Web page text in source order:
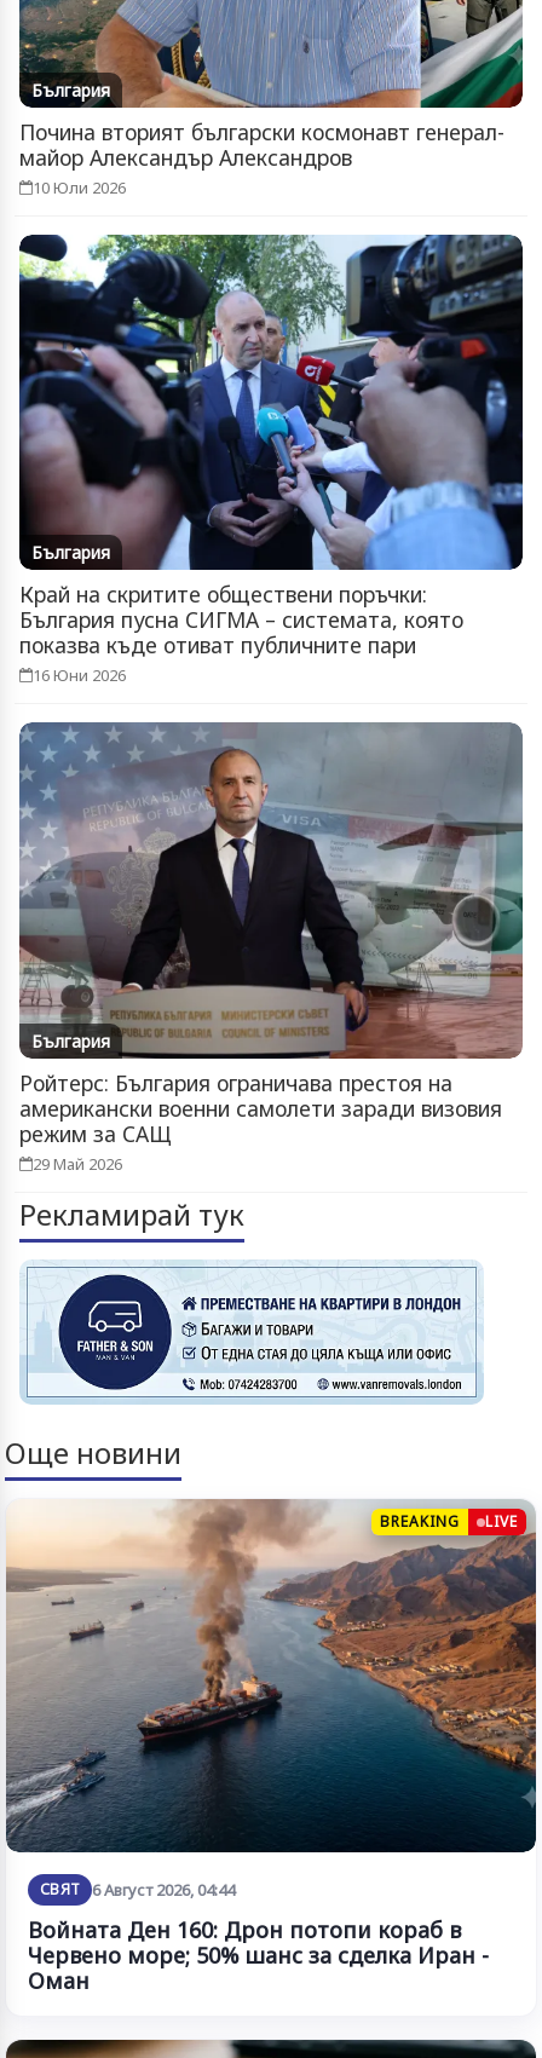
България
Почина вторият български космонавт генерал-
майор Александър Александров
10 Юли 2026
България
Край на скритите обществени поръчки:
България пусна СИГМА – системата, която
показва къде отиват публичните пари
16 Юни 2026
България
Ройтерс: България ограничава престоя на
американски военни самолети заради визовия
режим за САЩ
29 Май 2026
Рекламирай тук
Още новини
BREAKING LIVE
СВЯТ 6 Август 2026, 04:44
Войната Ден 160: Дрон потопи кораб в
Червено море; 50% шанс за сделка Иран -
Оман